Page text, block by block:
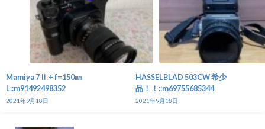
Mamiya 7Ⅱ + f=150㎜
L::m91492498352
2021年9月18日
HASSELBLAD 503CW 希少
品！！::m69755685344
2021年9月18日